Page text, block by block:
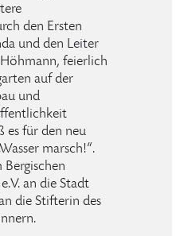
den Ersten
und den Leiter
feierlich
auf der
und
es für den neu
marsch!“.
an die Stadt
die Stifterin des